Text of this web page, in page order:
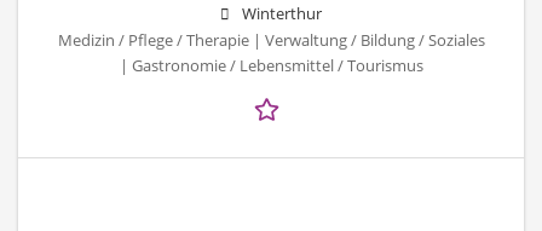
Winterthur
Medizin / Pflege / Therapie | Verwaltung / Bildung / Soziales
| Gastronomie / Lebensmittel / Tourismus